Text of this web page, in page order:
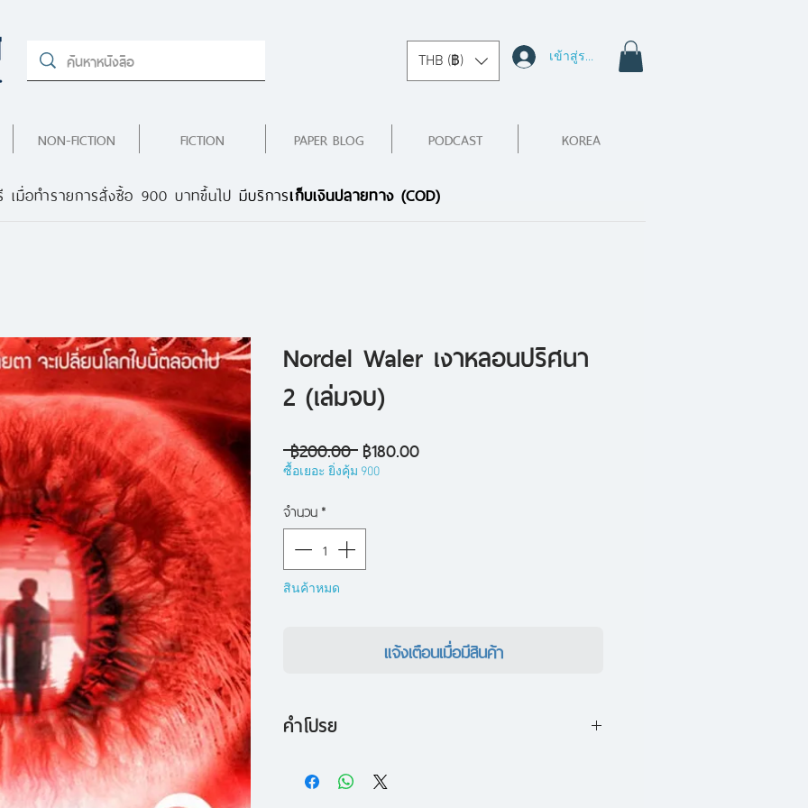
THB (฿) เข้าสู่ระบบ
NON-FICTION FICTION PAPER BLOG PODCAST KOREA
Nordel Waler เงาหลอนปริศนา
2 (เล่มจบ)
฿200.00 ราคา
ปกติ
฿180.00ราคา
ซื้อเยอะ ยิ่งคุ้ม 900
จำนวน*
สินค้าหมด
แจ้งเตือนเมื่อมีสินค้า
คำโปรย
หลังจากที่ "เมธา" หนีออกจากเมืองที่ถูก "นอร์เดล
เมื่อทำรายการสั่งซื้อ 900 บาทขึ้นไป มีบริการเก็บเงินปลายทาง (COD)